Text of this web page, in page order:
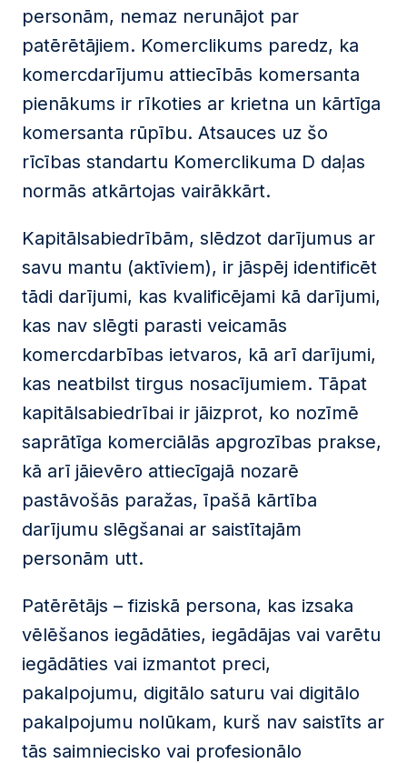
personām, nemaz nerunājot par
patērētājiem. Komerclikums paredz, ka
komercdarījumu attiecībās komersanta
pienākums ir rīkoties ar krietna un kārtīga
komersanta rūpību. Atsauces uz šo
rīcības standartu Komerclikuma D daļas
normās atkārtojas vairākkārt.
Kapitālsabiedrībām, slēdzot darījumus ar
savu mantu (aktīviem), ir jāspēj identificēt
tādi darījumi, kas kvalificējami kā darījumi,
kas nav slēgti parasti veicamās
komercdarbības ietvaros, kā arī darījumi,
kas neatbilst tirgus nosacījumiem. Tāpat
kapitālsabiedrībai ir jāizprot, ko nozīmē
saprātīga komerciālās apgrozības prakse,
kā arī jāievēro attiecīgajā nozarē
pastāvošās paražas, īpašā kārtība
darījumu slēgšanai ar saistītajām
personām utt.
Patērētājs – fiziskā persona, kas izsaka
vēlēšanos iegādāties, iegādājas vai varētu
iegādāties vai izmantot preci,
pakalpojumu, digitālo saturu vai digitālo
pakalpojumu nolūkam, kurš nav saistīts ar
tās saimniecisko vai profesionālo